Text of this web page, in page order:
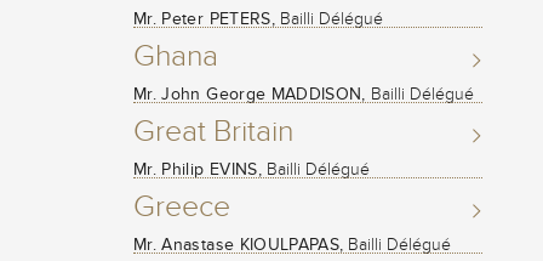
Mr. Peter PETERS,Bailli Délégué
Ghana
Mr. John George MADDISON, Bailli Délégué
Great Britain
Mr. Philip EVINS,Bailli Délégué
Greece
Mr. Anastase KIOULPAPAS, Bailli Délégué